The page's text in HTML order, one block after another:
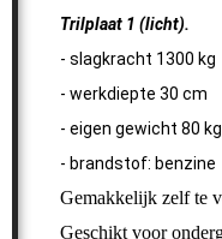
Trilplaat 1 (licht).
- slagkracht 1300 kg
- werkdiepte 30 cm
- eigen gewicht 80 kg
- brandstof: benzine
Gemakkelijk zelf te
Geschikt voor